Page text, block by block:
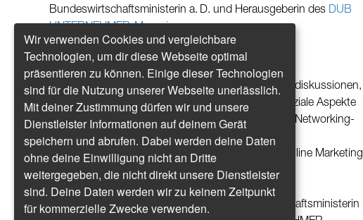
Bundeswirtschaftsministerin a. D. und Herausgeberin des DUB
Das Wichtigste im Überblick
Was?Keynotes, Masterclasses und Podiumsdiskussionen,
bei denen ökonomische, ökologische und soziale Aspekte
von Nachhaltigkeit beleuchtet werden, sowie Networking-
Möglichkeiten bei Lunch und Dinner
Wann?11. Mai – am Vortag des Festivals „Online Marketing
Rockstars“ (OMR)
Wo?Im Hamburger Schanzenviertel
Wer?Unter anderemBrigitte Zypries
, Wirtschaftsministerin
Wir verwenden Cookies und vergleichbare
Technologien, um dir diese Webseite optimal
präsentieren zu können. Einige dieser Technologien
sind für die Nutzung unserer Webseite unerlässlich.
Mit deiner Zustimmung dürfen wir und unsere
Dienstleister Informationen auf deinem Gerät
speichern und abrufen. Dabei werden deine Daten
ohne deine Einwilligung nicht an Dritte
weitergegeben, die nicht direkt unsere Dienstleister
sind. Deine Daten werden wir zu keinem Zeitpunkt
für kommerzielle Zwecke verwenden.